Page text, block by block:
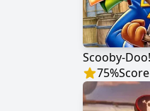
75%Score